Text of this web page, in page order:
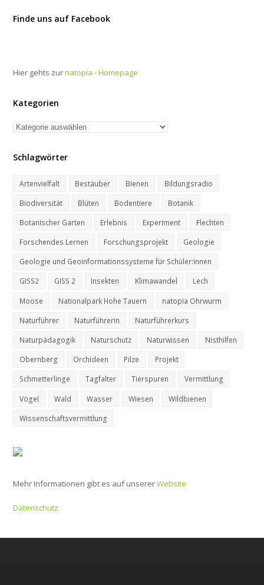
Finde uns auf Facebook
Hier gehts zurnatopia - Homepage
Kategorien
Kategorien
Schlagwörter
Artenvielfalt Bestäuber Bienen
Bildungsradio
Biodiversität
Blüten Bodentiere
Botanik
Botanischer Garten
Erlebnis Experiment
Flechten
Forschendes Lernen
Forschungsprojekt
Geologie
Geologie und Geoinformationssysteme für Schüler:innen
GISS2
GISS 2 Insekten Klimawandel
Lech
Moose
Nationalpark Hohe Tauern
natopia Ohrwurm
Naturführer
Naturführerin
Naturführerkurs
Naturpädagogik
Naturschutz Naturwissen
Nisthilfen
Obernberg
Orchideen Pilze
Projekt
Schmetterlinge
Tagfalter Tierspuren
Vermittlung
Vögel
Wald Wasser Wiesen
Wildbienen
Wissenschaftsvermittlung
Mehr Informationen gibt es auf unsererWebsite
Datenschutz